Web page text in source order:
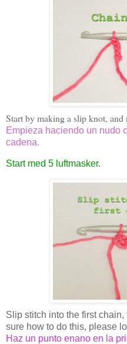
Start by making a slip knot, and
Empieza haciendo un nudo
cadena.
Start med 5 luftmasker.
Slip stitch into the first
sure how to do this, please
Haz un punto enano en la